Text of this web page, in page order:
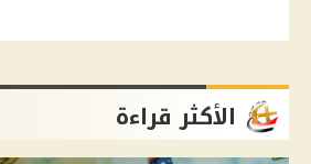
الأكثر قراءة